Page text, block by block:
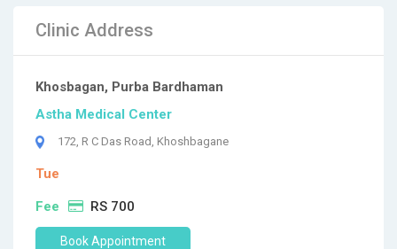
Clinic Address
Khosbagan, Purba Bardhaman
Astha Medical Center
172, R C Das Road, Khoshbagane
Tue
Fee RS 700
Book Appointment